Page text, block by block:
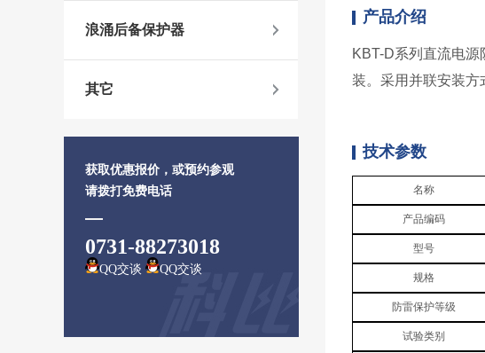
浪涌后备保护器
其它
获取优惠报价，或预约参观
请拨打免费电话
0731-88273018
QQ交谈 QQ交谈
产品介绍
KBT-D系列直流电
装。采用并联安装方
技术参数
名称
产品编码
型号
规格
防雷保护等级
试验类别